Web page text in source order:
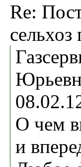
Re:
сельхоз
О чем
и